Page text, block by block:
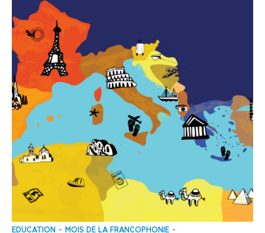
EDUCATION
MOIS DE LA FRANCOPHONIE